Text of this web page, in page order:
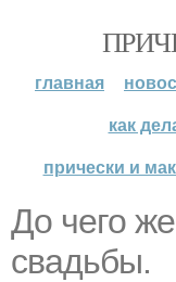
главная
как
прически и
До чего
свадьбы.